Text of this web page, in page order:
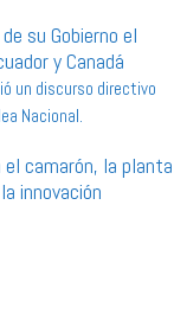
su Gobierno el
y Canadá
camarón, la planta
innovación